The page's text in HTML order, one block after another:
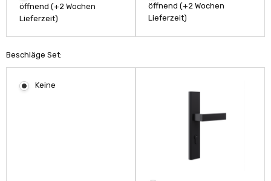
öffnend (+2 Wochen
Lieferzeit)
öffnend (+2 Wochen
Lieferzeit)
Beschläge Set:
Keine